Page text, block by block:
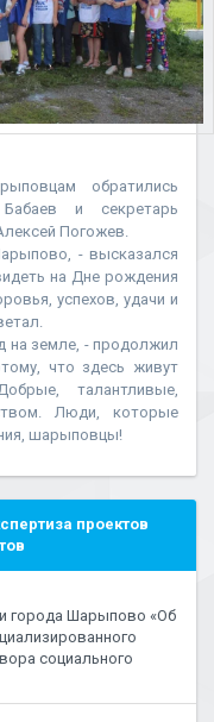
обратились
и секретарь
Погожев.
- высказался
на Дне рождения
успехов, удачи и
на земле, - продолжил
что здесь живут
талантливые,
Люди, которые
шарыповцы!
проектов
города Шарыпово «Об
социального